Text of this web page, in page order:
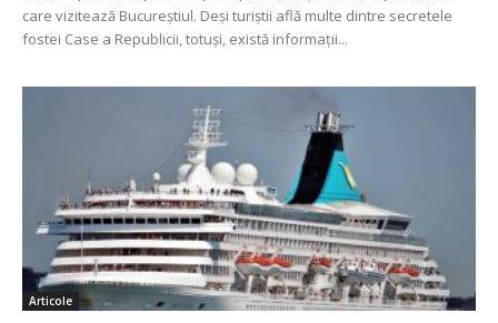
care vizitează Bucureștiul. Deși turiștii află multe dintre secretele
fostei Case a Republicii, totuși, există informații...
Articole